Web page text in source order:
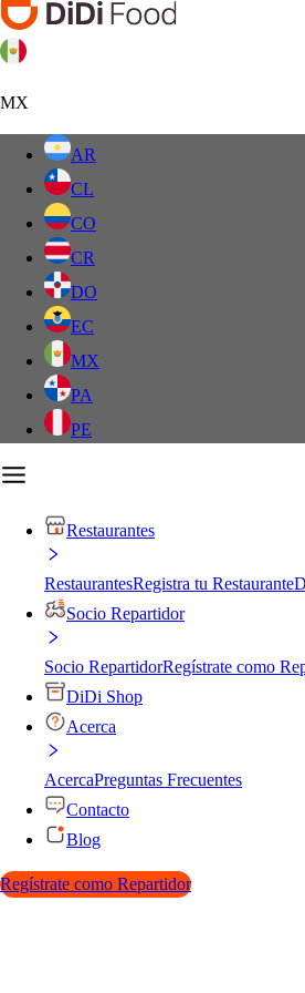
MX
AR
CL
CO
CR
DO
EC
MX
PA
PE
Restaurantes
RestaurantesRegistra tu Restaurante
Socio Repartidor
Socio RepartidorRegístrate como
DiDi Shop
Acerca
AcercaPreguntas Frecuentes
Contacto
Blog
Regístrate como Repartidor